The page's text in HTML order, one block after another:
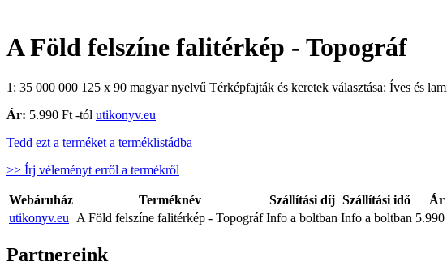
A Föld felszíne falitérkép - Topográf
1: 35 000 000 125 x 90 magyar nyelvű Térképfajták és keretek választása: Íves és
Ár: 5.990 Ft -tól utikonyv.eu
Tedd ezt a terméket a terméklistádba
>> Írj véleményt erről a termékről
Webáruház Terméknév Szállítási díj Szállítási idő
Ár
utikonyv.eu
A Föld felszíne falitérkép - Topográf Info a boltban Info a boltban
Partnereink